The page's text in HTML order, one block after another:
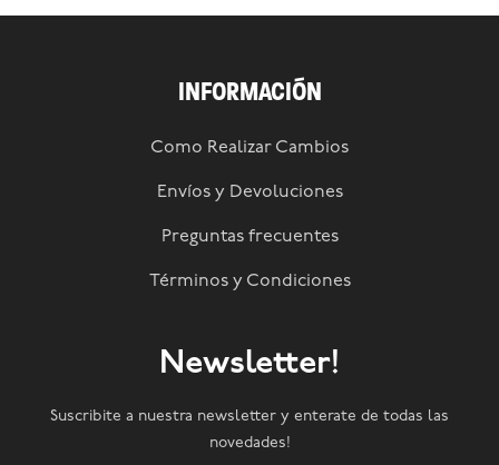
INFORMACIÓN
Como Realizar Cambios
Envíos y Devoluciones
Preguntas frecuentes
Términos y Condiciones
Newsletter!
Suscribite a nuestra newsletter y enterate de todas las
novedades!